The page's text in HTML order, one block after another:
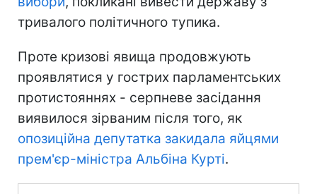
тривалого політичного тупика.
Проте кризові явища продовжують
проявлятися у гострих парламентських
протистояннях - серпневе засідання
виявилося зірваним після того, як
опозиційна депутатка закидала яйцями
прем'єр-міністра Альбіна Курті.